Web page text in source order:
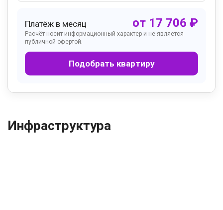
Платёж в месяц от 17 706 ₽
Расчёт носит информационный характер и не является
публичной офертой.
Подобрать квартиру
Инфраструктура